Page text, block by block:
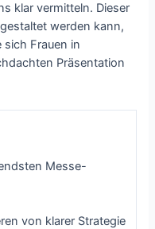
klar vermitteln. Dieser
werden kann,
sich Frauen in
Präsentation
Messe-
von klarer Strategie